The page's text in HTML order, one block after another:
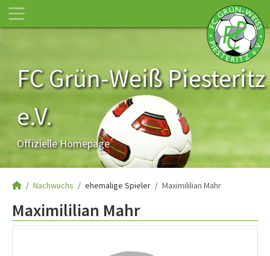
FC Grün-Weiß Piesteritz
e.V.
Offizielle Homepage
Nachwuchs ehemalige Spieler Maximililian Mahr
Maximililian Mahr